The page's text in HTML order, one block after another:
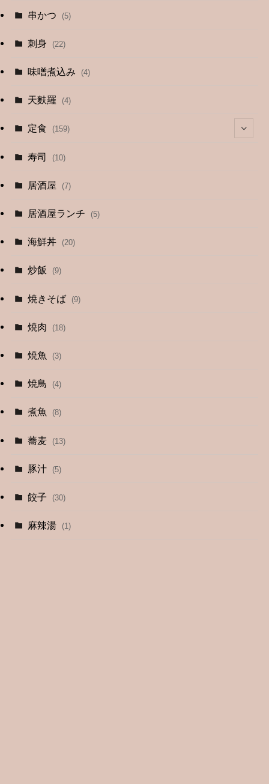
串かつ (5)
刺身 (22)
味噌煮込み (4)
天麩羅 (4)
定食 (159)
(4)
(9)
(12)
(13)
(4)
寿司 (10)
居酒屋 (7)
居酒屋ランチ (5)
海鮮丼 (20)
炒飯 (9)
焼きそば (9)
焼肉 (18)
焼魚 (3)
焼鳥 (4)
煮魚 (8)
蕎麦 (13)
豚汁 (5)
餃子 (30)
麻辣湯 (1)